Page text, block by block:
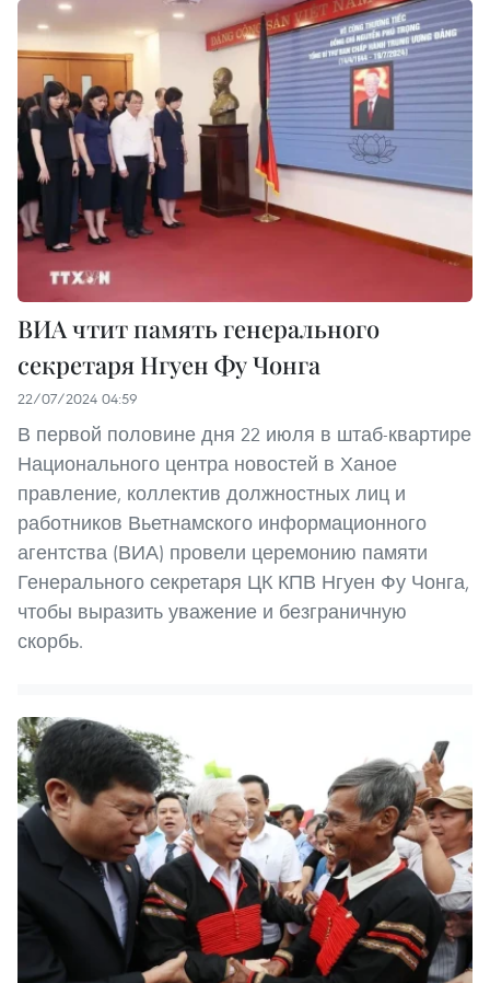
ВИА чтит память генерального
секретаря Нгуен Фу Чонга
22/07/2024 04:59
В первой половине дня 22 июля в штаб-квартире
Национального центра новостей в Ханое
правление, коллектив должностных лиц и
работников Вьетнамского информационного
агентства (ВИА) провели церемонию памяти
Генерального секретаря ЦК КПВ Нгуен Фу Чонга,
чтобы выразить уважение и безграничную
скорбь.